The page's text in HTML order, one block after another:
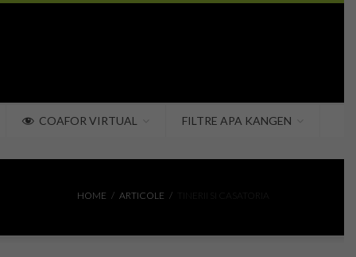
COAFOR VIRTUAL FILTRE APA KANGEN
HOME ARTICOLE